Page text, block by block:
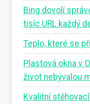
Bing dovolí
tisíc URL každý
Teplo, které se
Plastová okna v
život nebývalou
Kvalitní